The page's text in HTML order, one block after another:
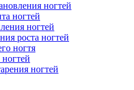
ногтей
ногтей
ногтей
роста ногтей
ногтя
ногтей